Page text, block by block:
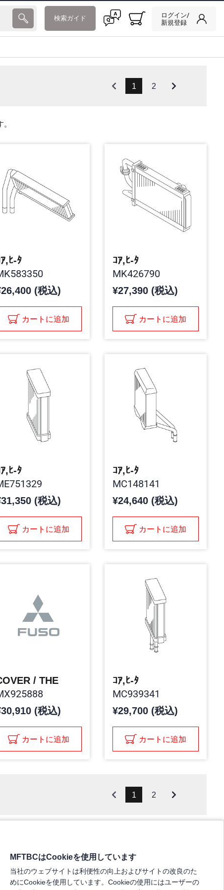
検索ガイド
ログイン/
新規登録
1 2
,ﾋ-ﾀ
(税込)
カートに追加
ｺｱ,ﾋ-ﾀ
MK426790
¥27,390 (税込)
カートに追加
,ﾋ-ﾀ
(税込)
カートに追加
ｺｱ,ﾋ-ﾀ
MC148141
¥24,640 (税込)
カートに追加
/ THE
(税込)
カートに追加
ｺｱ,ﾋ-ﾀ
MC939341
¥29,700 (税込)
カートに追加
1 2
MFTBCはCookieを使用しています
当社のウェブサイトは利便性の向上およびサイトの改良のた
めにCookieを使用しています。Cookieの使用にはユーザーの